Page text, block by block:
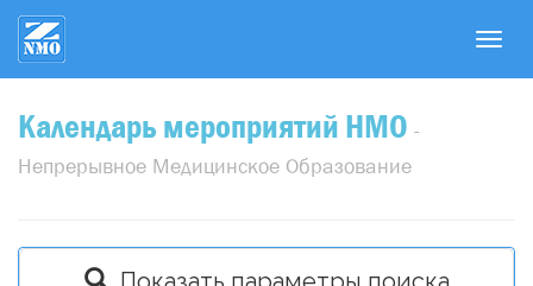
T
a
Календарь мероприятий НМО -
Непрерывное Медицинское Образование